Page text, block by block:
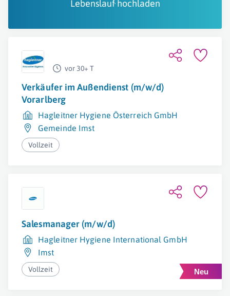
Lebenslauf hochladen
vor 30+ T
Verkäufer im Außendienst (m/w/d)
Vorarlberg
Hagleitner Hygiene Österreich GmbH
Gemeinde Imst
Vollzeit
Salesmanager (m/w/d)
Hagleitner Hygiene International GmbH
Imst
Vollzeit